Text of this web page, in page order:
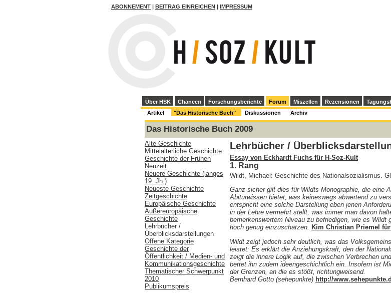
ABONNEMENT BEITRAG EINREICHEN IMPRESSUM
Über HSK Chancen Forschungsberichte Forum Miszellen Rezensionen
Artikel
"Das Historische Buch" Diskussionen Archiv
Das Historische Buch 2009
Alte Geschichte
Mittelalterliche Geschichte
Geschichte der Frühen
Neuzeit
Neuere Geschichte (langes
19. Jh.)
Neueste Geschichte
Zeitgeschichte
Europäische Geschichte
Außereuropäische
Geschichte
Lehrbücher /
Überblicksdarstellungen
Offene Kategorie
Geschichte der
Öffentlichkeit / Medien- und
Kommunikationsgeschichte
Thematischer Schwerpunkt
2010
Publikumspreis
Lehrbücher /
Essay von Eckhardt Fuchs für H-Soz-Kult
1. Rang
Wildt, Michael: Geschichte des Nationalsozialismus.
Ganz sicher gilt dies für Wildts Monographie, die eine
Abiturwissen bietet, was keineswegs abwertend zu
entspricht eine solche Darstellung eben jenen
in der Lehre vermehrt stellt, was immer man davon
bemerkenswertem Niveau zu befriedigen, wie es Wildt
hoch genug einzuschätzen. Kim Christian Priemel
Wildt zeigt jedoch sehr deutlich, was das
leistet: Es erklärt die Anziehungskraft, den der
zeigt die innere Logik auf, die zwischen Verbrechen
bettet ihn zudem ideengeschichtlich ein. Insofern ist
der Grenzen, an die es stößt, richtungweisend.
Bernhard Gotto (sehepunkte) http://